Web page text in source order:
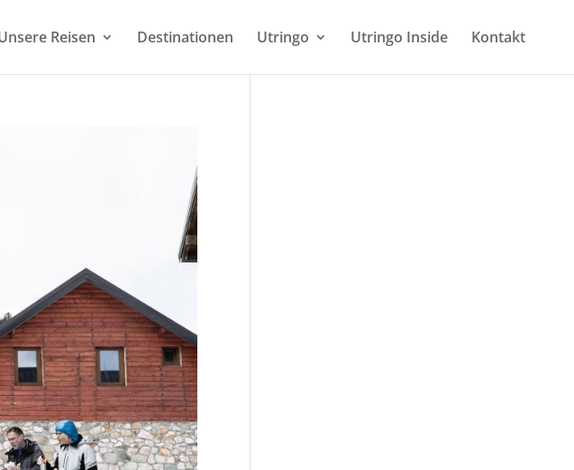
Reisen Destinationen Utringo Utringo Inside Kontakt